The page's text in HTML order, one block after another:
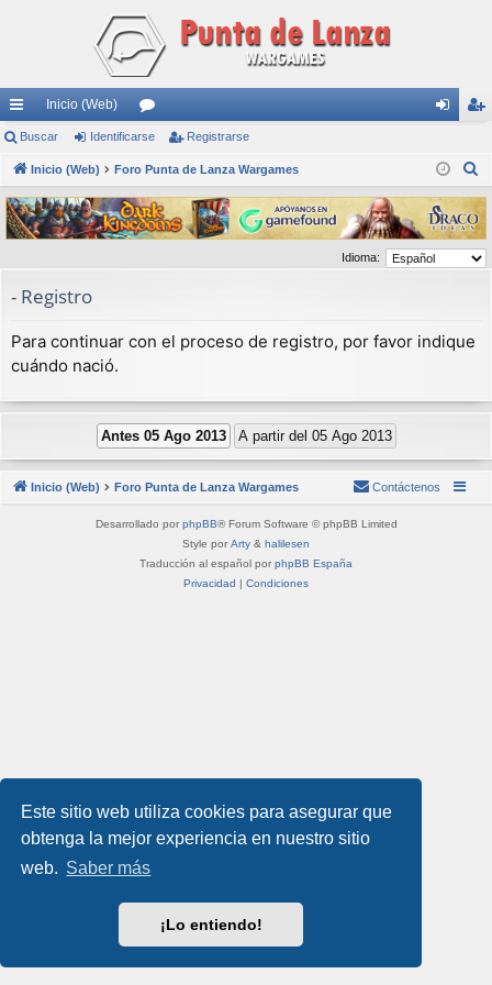
Este sitio web utiliza cookies para asegurar que
obtenga la mejor experiencia en nuestro sitio
web. Saber más
¡Lo entiendo!
nl
ac
es
rá
pi
do
s
Inicio (Web)
or
os nti
fic
ar
se
ist
ra
rs
e
Buscar Identificarse Registrarse
Inicio (Web) Foro Punta de Lanza Wargames
s
c
a
Idioma:
- Registro
Para continuar con el proceso de registro, por favor indique
cuándo nació.
Inicio (Web) Foro Punta de Lanza Wargames Contáctenos
Desarrollado por phpBB® Forum Software © phpBB Limited
Style por Arty & halilesen
Traducción al español por phpBB España
Privacidad | Condiciones